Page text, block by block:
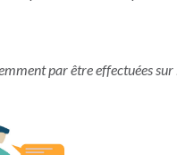
par être effectuées